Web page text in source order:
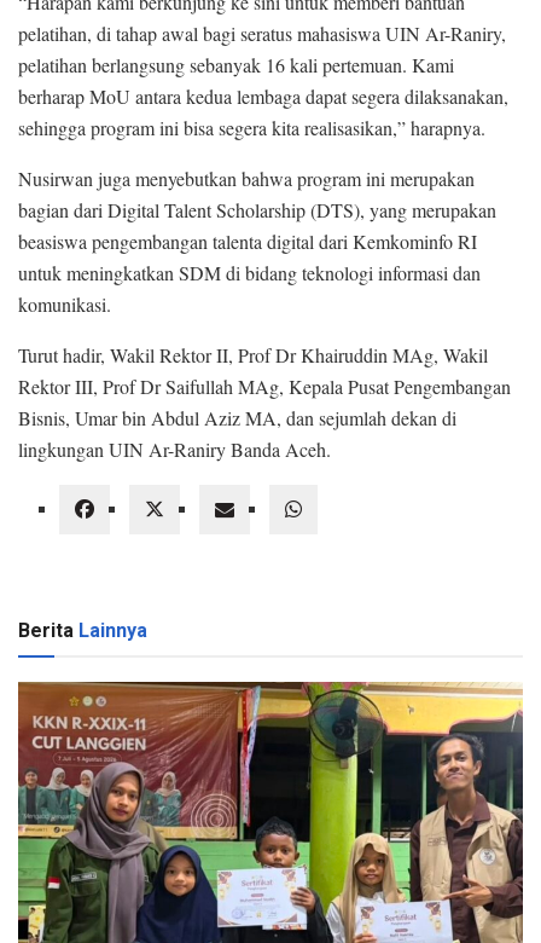
pelatihan, di tahap awal bagi seratus mahasiswa UIN Ar-Raniry,
pelatihan berlangsung sebanyak 16 kali pertemuan. Kami
berharap MoU antara kedua lembaga dapat segera dilaksanakan,
sehingga program ini bisa segera kita realisasikan,” harapnya.
Nusirwan juga menyebutkan bahwa program ini merupakan
bagian dari Digital Talent Scholarship (DTS), yang merupakan
beasiswa pengembangan talenta digital dari Kemkominfo RI
untuk meningkatkan SDM di bidang teknologi informasi dan
komunikasi.
Turut hadir, Wakil Rektor II, Prof Dr Khairuddin MAg, Wakil
Rektor III, Prof Dr Saifullah MAg, Kepala Pusat Pengembangan
Bisnis, Umar bin Abdul Aziz MA, dan sejumlah dekan di
lingkungan UIN Ar-Raniry Banda Aceh.
Berita Lainnya